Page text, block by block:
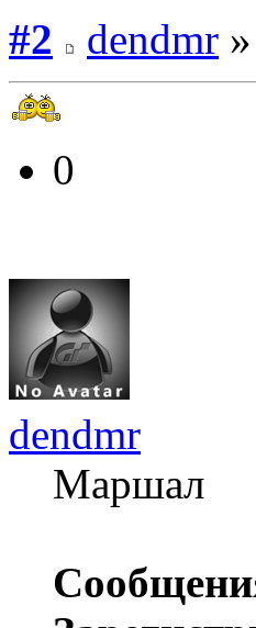
#2
dendmr
0
dendmr
Маршал